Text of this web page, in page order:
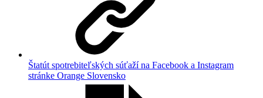
Štatút spotrebiteľských súťaží na Facebook a Instagram
stránke Orange Slovensko